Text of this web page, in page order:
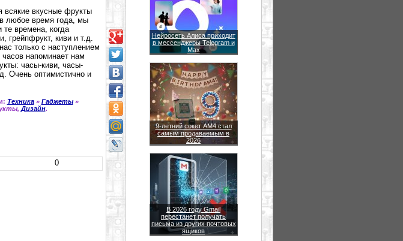
всякие вкусные фрукты
любое время года, мы
времена, когда
грейпфрукт, киви и т.д.
только с наступлением
напоминает нам
часы-киви, часы-
Очень оптимистично и
Техника» Гаджеты»
Дизайн.
0
Нейросеть Алиса приходит
в мессенджеры Telegram и
Max
9-летний сокет AM4 стал
самым продаваемым в
2026
В 2026 году Gmail
перестанет получать
письма из других почтовых
ящиков